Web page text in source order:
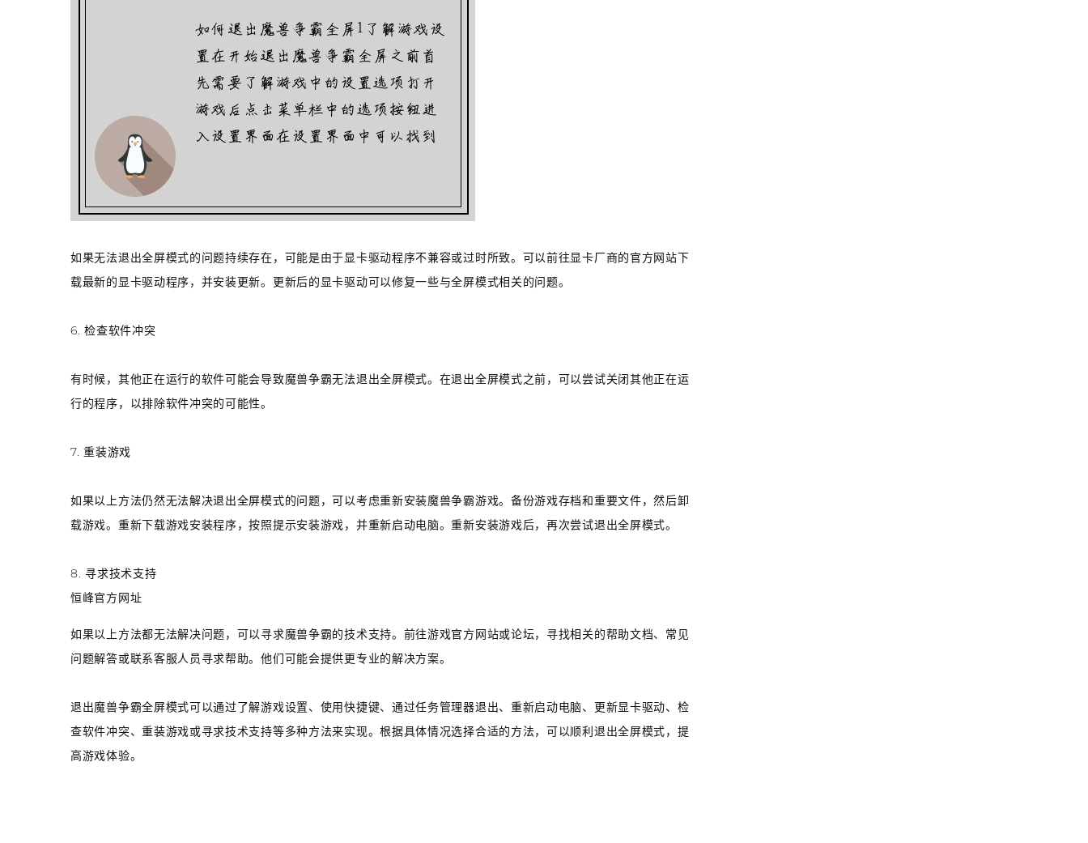
如果无法退出全屏模式的问题持续存在，可能是由于显卡驱动程序不兼容或过时所致。可以前往显卡厂商的官方网站下
载最新的显卡驱动程序，并安装更新。更新后的显卡驱动可以修复一些与全屏模式相关的问题。
6. 检查软件冲突
有时候，其他正在运行的软件可能会导致魔兽争霸无法退出全屏模式。在退出全屏模式之前，可以尝试关闭其他正在运
行的程序，以排除软件冲突的可能性。
7. 重装游戏
如果以上方法仍然无法解决退出全屏模式的问题，可以考虑重新安装魔兽争霸游戏。备份游戏存档和重要文件，然后卸
载游戏。重新下载游戏安装程序，按照提示安装游戏，并重新启动电脑。重新安装游戏后，再次尝试退出全屏模式。
8. 寻求技术支持
恒峰官方网址
如果以上方法都无法解决问题，可以寻求魔兽争霸的技术支持。前往游戏官方网站或论坛，寻找相关的帮助文档、常见
问题解答或联系客服人员寻求帮助。他们可能会提供更专业的解决方案。
退出魔兽争霸全屏模式可以通过了解游戏设置、使用快捷键、通过任务管理器退出、重新启动电脑、更新显卡驱动、检
查软件冲突、重装游戏或寻求技术支持等多种方法来实现。根据具体情况选择合适的方法，可以顺利退出全屏模式，提
高游戏体验。